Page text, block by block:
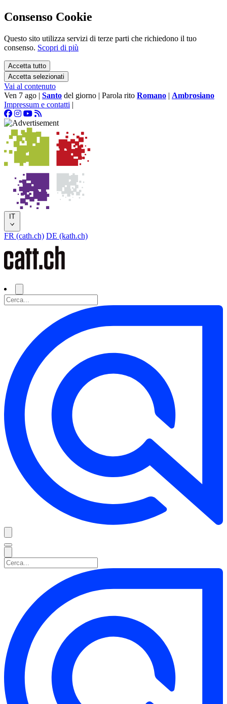
Consenso Cookie
Questo sito utilizza servizi di terze parti che richiedono il tuo
consenso. Scopri di più
Accetta tutto
Accetta selezionati
Vai al contenuto
Ven 7 ago | Santo del giorno | Parola rito Romano | Ambrosiano
Impressum e contatti |
IT
FR (cath.ch) DE (kath.ch)